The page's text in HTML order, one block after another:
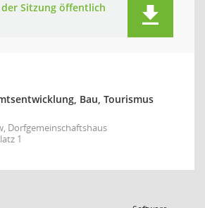
Sitzung öffentlich
Bau, Tourismus
Dorfgemeinschaftshaus
1